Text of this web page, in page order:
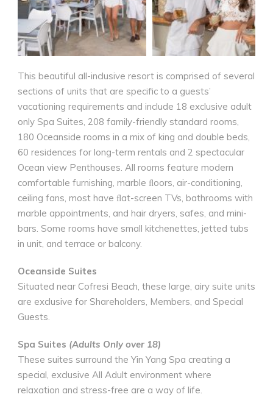
This beautiful all-inclusive resort is comprised of several
sections of units that are specific to a guests’
vacationing requirements and include 18 exclusive adult
only Spa Suites, 208 family-friendly standard rooms,
180 Oceanside rooms in a mix of king and double beds,
60 residences for long-term rentals and 2 spectacular
Ocean view Penthouses. All rooms feature modern
comfortable furnishing, marble ﬂoors, air-conditioning,
ceiling fans, most have ﬂat-screen TVs, bathrooms with
marble appointments, and hair dryers, safes, and mini-
bars. Some rooms have small kitchenettes, jetted tubs
in unit, and terrace or balcony.
Oceanside Suites
Situated near Cofresi Beach, these large, airy suite units
are exclusive for Shareholders, Members, and Special
Guests.
Spa Suites (Adults Only over 18)
These suites surround the Yin Yang Spa creating a
special, exclusive All Adult environment where
relaxation and stress-free are a way of life.